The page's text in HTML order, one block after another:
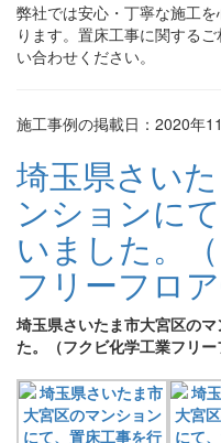
弊社では安心・丁寧な施工
ります。置床工事に関する
い合わせください。
施工事例の掲載日：2020年
埼玉県さい
ンションに
いました。
フリーフロア
埼玉県さいたま市大宮区の
た。（フクビ化学工業フリー